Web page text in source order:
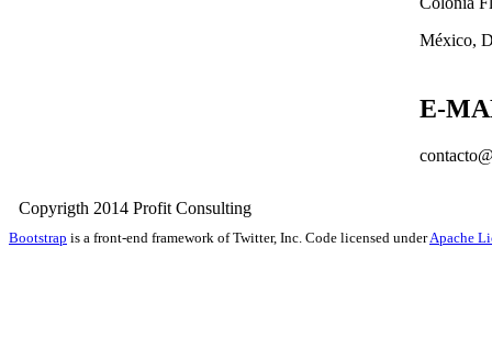
México,
E-
Copyrigth 2014 Profit
Bootstrap is a front-end framework of Twitter, Inc. Code licensed underApache